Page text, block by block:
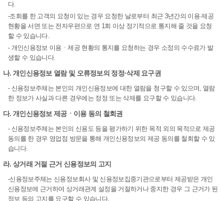
다.
-조회를 한 고객의 요청이 있는 경우 요청한 날로부터 최근 3년간의 이용·제공
현황을 서면 또는 전자우편으로 연 1회 이상 정기적으로 통지해 줄 것을 요청
할 수 있습니다.
- 개인신용정보 이용ㆍ제공 현황의 통지를 요청하는 경우 소정의 수수료가 발
생할 수 있습니다.
나. 개인신용정보 열람 및 오류정보의 정정·삭제 요구권
- 신용정보주체는 본인의 개인신용정보에 대한 열람을 청구할 수 있으며, 열람
한 정보가 사실과 다른 경우에는 정정 또는 삭제를 요구할 수 있습니다.
다. 개인신용정보 제공ㆍ이용 동의 철회권
- 신용정보주체는 본인의 신용도 등을 평가하기 위한 목적 외의 목적으로 제공
동의를 한 경우 영업점 방문을 통해 개인신용정보의 제공 동의를 철회할 수 있
습니다.
라. 상거래 거절 근거 신용정보의 고지
-신용정보주체는 신용정보회사 및 신용정보집중기관으로부터 제공받은 개인
신용정보에 근거하여 상거래관계 설정을 거절하거나 중지한 경우 그 근거가 된
정보 등의 고지를 요구할 수 있습니다.